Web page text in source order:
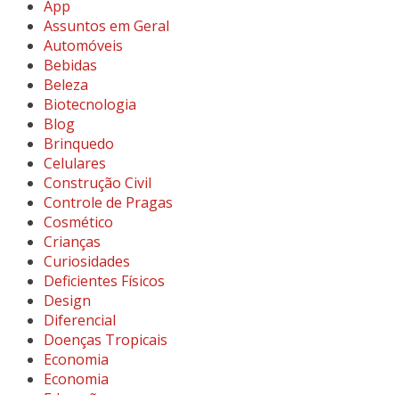
App
Assuntos em Geral
Automóveis
Bebidas
Beleza
Biotecnologia
Blog
Brinquedo
Celulares
Construção Civil
Controle de Pragas
Cosmético
Crianças
Curiosidades
Deficientes Físicos
Design
Diferencial
Doenças Tropicais
Economia
Economia